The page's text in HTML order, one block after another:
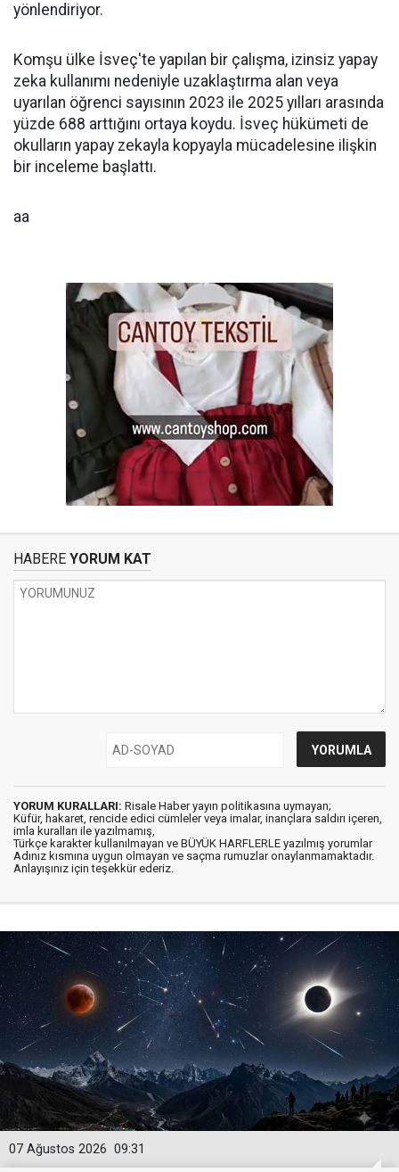
yönlendiriyor.
Komşu ülke İsveç'te yapılan bir çalışma, izinsiz yapay
zeka kullanımı nedeniyle uzaklaştırma alan veya
uyarılan öğrenci sayısının 2023 ile 2025 yılları arasında
yüzde 688 arttığını ortaya koydu. İsveç hükümeti de
okulların yapay zekayla kopyayla mücadelesine ilişkin
bir inceleme başlattı.
aa
HABERE YORUM KAT
YORUM KURALLARI: Risale Haber yayın politikasına uymayan;
Küfür, hakaret, rencide edici cümleler veya imalar, inançlara saldırı içeren,
imla kuralları ile yazılmamış,
Türkçe karakter kullanılmayan ve BÜYÜK HARFLERLE yazılmış yorumlar
Adınız kısmına uygun olmayan ve saçma rumuzlar onaylanmamaktadır.
Anlayışınız için teşekkür ederiz.
09:31
07 Ağustos 2026